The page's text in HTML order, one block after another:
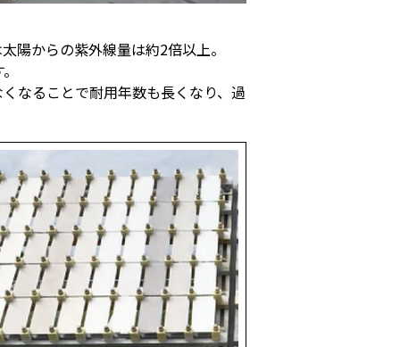
陽からの紫外線量は約2倍以上。
なることで耐用年数も長くなり、過